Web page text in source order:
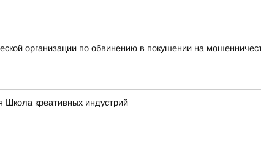
организации по обвинению в покушении на
Школа креативных индустрий